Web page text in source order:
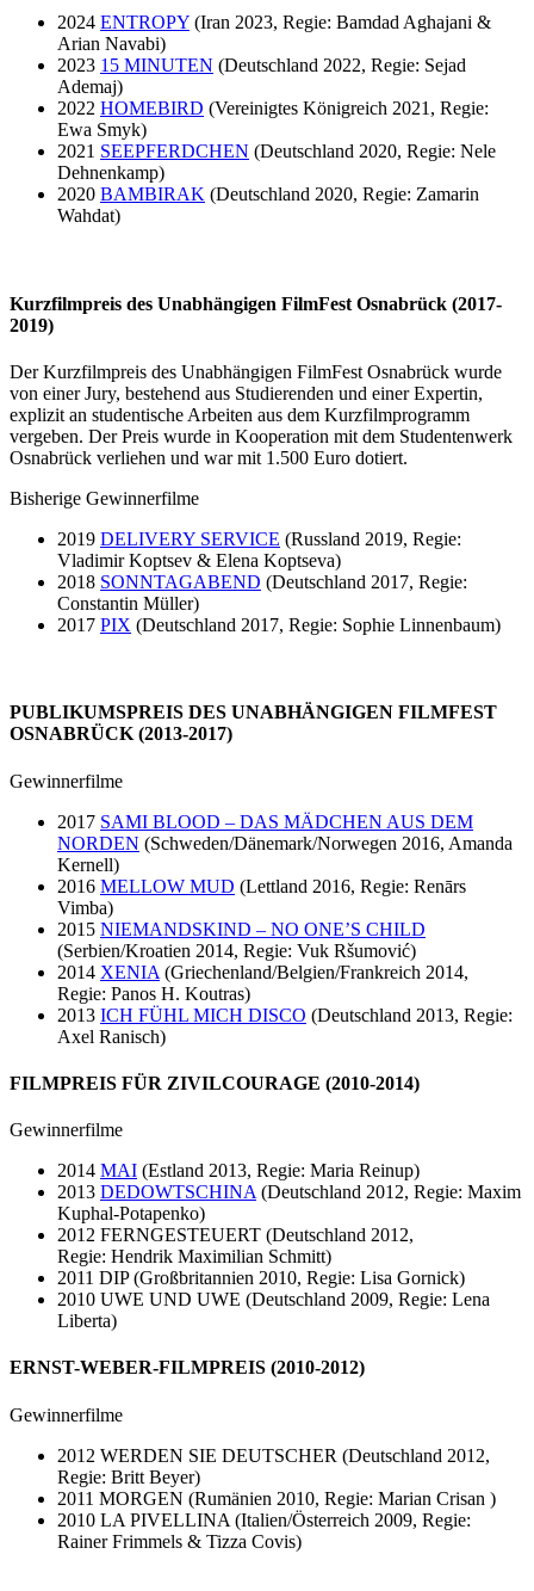
2024 ENTROPY (Iran 2023, Regie: Bamdad Aghajani &
Arian Navabi)
2023 15 MINUTEN (Deutschland 2022, Regie: Sejad
Ademaj)
2022 HOMEBIRD (Vereinigtes Königreich 2021, Regie:
Ewa Smyk)
2021 SEEPFERDCHEN (Deutschland 2020, Regie: Nele
Dehnenkamp)
2020 BAMBIRAK (Deutschland 2020, Regie: Zamarin
Wahdat)
Kurzfilmpreis des Unabhängigen FilmFest Osnabrück (2017-
2019)
Der Kurzfilmpreis des Unabhängigen FilmFest Osnabrück wurde
von einer Jury, bestehend aus Studierenden und einer Expertin,
explizit an studentische Arbeiten aus dem Kurzfilmprogramm
vergeben. Der Preis wurde in Kooperation mit dem Studentenwerk
Osnabrück verliehen und war mit 1.500 Euro dotiert.
Bisherige Gewinnerfilme
2019 DELIVERY SERVICE (Russland 2019, Regie:
Vladimir Koptsev & Elena Koptseva)
2018 SONNTAGABEND (Deutschland 2017, Regie:
Constantin Müller)
2017 PIX (Deutschland 2017, Regie: Sophie Linnenbaum)
PUBLIKUMSPREIS DES UNABHÄNGIGEN FILMFEST
OSNABRÜCK (2013-2017)
Gewinnerfilme
2017 SAMI BLOOD – DAS MÄDCHEN AUS DEM
NORDEN (Schweden/Dänemark/Norwegen 2016, Amanda
Kernell)
2016 MELLOW MUD (Lettland 2016, Regie: Renārs
Vimba)
2015 NIEMANDSKIND – NO ONE’S CHILD
(Serbien/Kroatien 2014, Regie: Vuk Ršumović)
2014 XENIA (Griechenland/Belgien/Frankreich 2014,
Regie: Panos H. Koutras)
2013 ICH FÜHL MICH DISCO (Deutschland 2013, Regie:
Axel Ranisch)
FILMPREIS FÜR ZIVILCOURAGE (2010-2014)
Gewinnerfilme
2014 MAI (Estland 2013, Regie: Maria Reinup)
2013 DEDOWTSCHINA (Deutschland 2012, Regie: Maxim
Kuphal-Potapenko)
2012 FERNGESTEUERT (Deutschland 2012,
Regie: Hendrik Maximilian Schmitt)
2011 DIP (Großbritannien 2010, Regie: Lisa Gornick)
2010 UWE UND UWE (Deutschland 2009, Regie: Lena
Liberta)
ERNST-WEBER-FILMPREIS (2010-2012)
Gewinnerfilme
2012 WERDEN SIE DEUTSCHER (Deutschland 2012,
Regie: Britt Beyer)
2011 MORGEN (Rumänien 2010, Regie: Marian Crisan )
2010 LA PIVELLINA (Italien/Österreich 2009, Regie:
Rainer Frimmels & Tizza Covis)